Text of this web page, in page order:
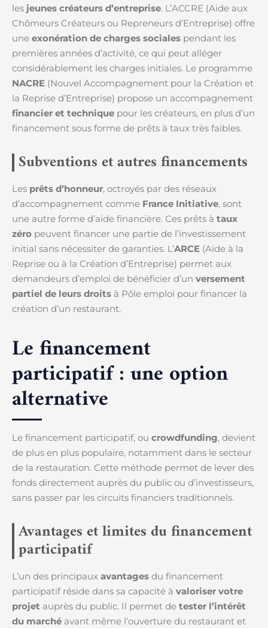
les jeunes créateurs d’entreprise. L’ACCRE (Aide aux
Chômeurs Créateurs ou Repreneurs d’Entreprise) offre
une exonération de charges sociales pendant les
premières années d’activité, ce qui peut alléger
considérablement les charges initiales. Le programme
NACRE (Nouvel Accompagnement pour la Création et
la Reprise d’Entreprise) propose un accompagnement
financier et technique pour les créateurs, en plus d’un
financement sous forme de prêts à taux très faibles.
Subventions et autres financements
Les prêts d’honneur, octroyés par des réseaux
d’accompagnement comme France Initiative, sont
une autre forme d’aide financière. Ces prêts à taux
zéro peuvent financer une partie de l’investissement
initial sans nécessiter de garanties. L’ARCE (Aide à la
Reprise ou à la Création d’Entreprise) permet aux
demandeurs d’emploi de bénéficier d’un versement
partiel de leurs droits à Pôle emploi pour financer la
création d’un restaurant.
Le financement
participatif : une option
alternative
Le financement participatif, ou crowdfunding, devient
de plus en plus populaire, notamment dans le secteur
de la restauration. Cette méthode permet de lever des
fonds directement auprès du public ou d’investisseurs,
sans passer par les circuits financiers traditionnels.
Avantages et limites du financement
participatif
L’un des principaux avantages du financement
participatif réside dans sa capacité à valoriser votre
projet auprès du public. Il permet de tester l’intérêt
du marché avant même l’ouverture du restaurant et